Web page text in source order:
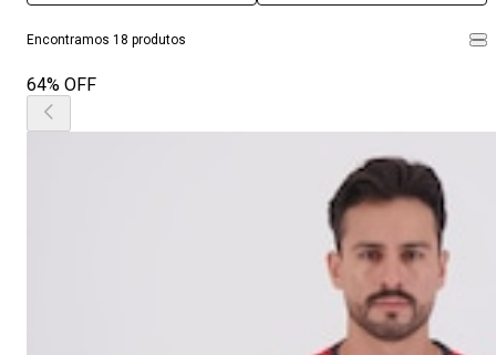
Encontramos 18 produtos
64% OFF